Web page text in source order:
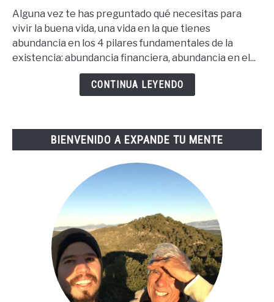
67
Pasos
Para
Steps
Alguna vez te has preguntado qué necesitas para
vivir la buena vida, una vida en la que tienes
abundancia en los 4 pilares fundamentales de la
existencia: abundancia financiera, abundancia en el...
CONTINUA LEYENDO
BIENVENIDO A EXPANDE TU MENTE